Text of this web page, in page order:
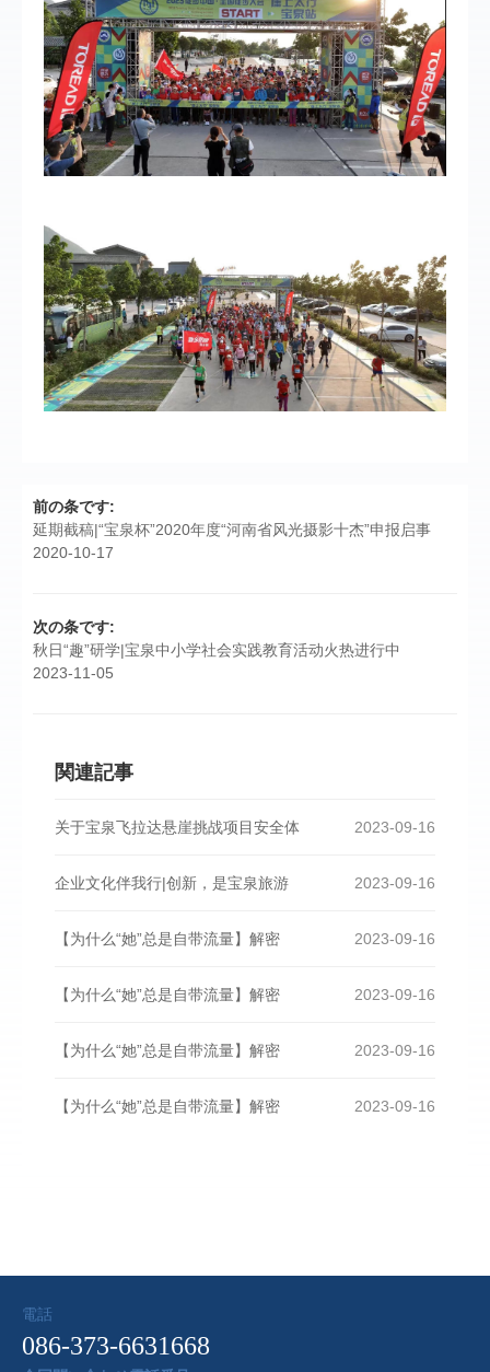
前の条です:
延期截稿|“宝泉杯”2020年度“河南省风光摄影十杰”申报启事
2020-10-17
次の条です:
秋日“趣”研学|宝泉中小学社会实践教育活动火热进行中
2023-11-05
関連記事
2023-09-16
关于宝泉飞拉达悬崖挑战项目安全体
2023-09-16
企业文化伴我行|创新，是宝泉旅游
2023-09-16
【为什么“她”总是自带流量】解密
2023-09-16
【为什么“她”总是自带流量】解密
2023-09-16
【为什么“她”总是自带流量】解密
2023-09-16
【为什么“她”总是自带流量】解密
電話
086-373-6631668